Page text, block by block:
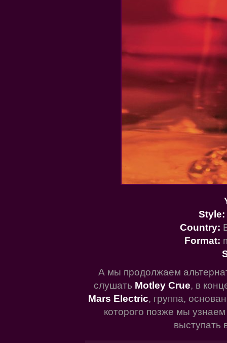
Style:
Country:
Format:
А мы продолжаем
слушать Motley Crue, в
Mars Electric, группа,
которого позже мы
выступать